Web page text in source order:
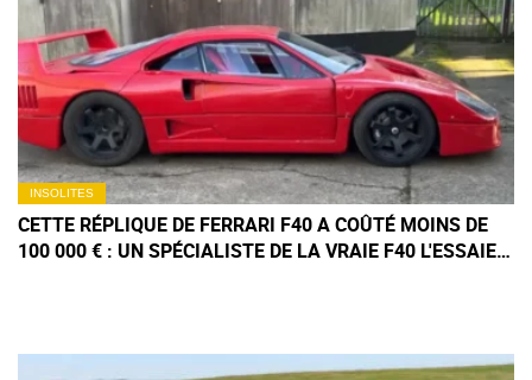
INSOLITES
CETTE RÉPLIQUE DE FERRARI F40 A COÛTÉ MOINS DE
100 000 € : UN SPÉCIALISTE DE LA VRAIE F40 L'ESSAIE